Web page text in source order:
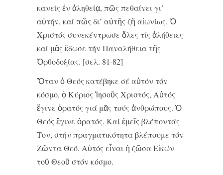
κανείς ἐν ἀληθείᾳ, πῶς πεθαίνει γι’
αὐτήν, καί πῶς δι’ αὐτῆς ζῆ αἰωνίως. Ὁ
Χριστός συνεκέντρωσε ὅλες τίς ἀλήθειες
καί μᾶς ἔδωσε τήν Παναλήθεια τῆς
Ὀρθοδοξίας. [σελ. 81-82]
Ὅταν ὁ Θεός κατέβηκε σέ αὐτόν τόν
κόσμο, ὁ Κύριος Ἰησοῦς Χριστός, Αὐτός
ἔγινε ὁρατός γιά μᾶς τούς ἀνθρώπους. Ὁ
Θεός ἔγινε ὁρατός. Καί ἐμεῖς βλέποντάς
Τον, στήν πραγματικότητα βλέπουμε τόν
Ζῶντα Θεό. Αὐτός εἶναι ἡ ζῶσα Εἰκών
τοῦ Θεοῦ στόν κόσμο.